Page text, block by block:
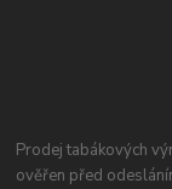
Prodej tabákových
ověřen před